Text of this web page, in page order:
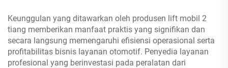
Keunggulan yang ditawarkan oleh produsen lift mobil 2
tiang memberikan manfaat praktis yang signifikan dan
secara langsung memengaruhi efisiensi operasional serta
profitabilitas bisnis layanan otomotif. Penyedia layanan
profesional yang berinvestasi pada peralatan dari